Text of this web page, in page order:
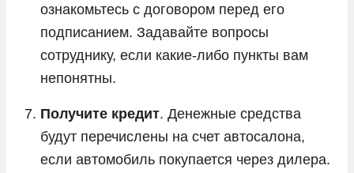
ознакомьтесь с договором перед его
подписанием. Задавайте вопросы
сотруднику, если какие-либо пункты вам
непонятны.
Получите кредит. Денежные средства
будут перечислены на счет автосалона,
если автомобиль покупается через дилера.